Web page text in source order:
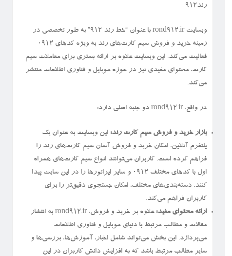
رند912
وبسایت rond912.ir با عنوان “خط رند ۹۱۲” به طور تخصصی در
زمینه خرید و فروش سیم کارت‌های رند به ویژه کدهای ۰۹۱۲
فعالیت می‌کند. این وبسایت علاوه بر ارائه بستری برای معاملات سیم
کارت، محتوای مفیدی نیز در حوزه موبایل و فناوری اطلاعات منتشر
می‌کند.
در واقع، rond912.ir دو جنبه اصلی دارد:
بازار خرید و فروش سیم کارت رند: این وبسایت به عنوان یک
پلتفرم آنلاین، امکان خرید و فروش آسان سیم کارت‌های رند را
فراهم کرده است. کاربران می‌توانند انواع سیم کارت‌های همراه
اول با کدهای مختلف ۰۹۱۲ و سایر اپراتورها را در این سایت پیدا
کنند. دسته‌بندی‌های مختلف، امکان جستجوی دقیق‌تر را برای
کاربران فراهم می‌کند.
ارائه محتوای مفید:
علاوه بر خرید و فروش، rond912.ir به انتشار
مقالات و مطالب مرتبط با دنیای موبایل و فناوری اطلاعات
می‌پردازد. این بخش می‌تواند شامل اخبار، آموزش‌ها، بررسی‌ها و
سایر مطالب مرتبط باشد که به افزایش دانش کاربران در این